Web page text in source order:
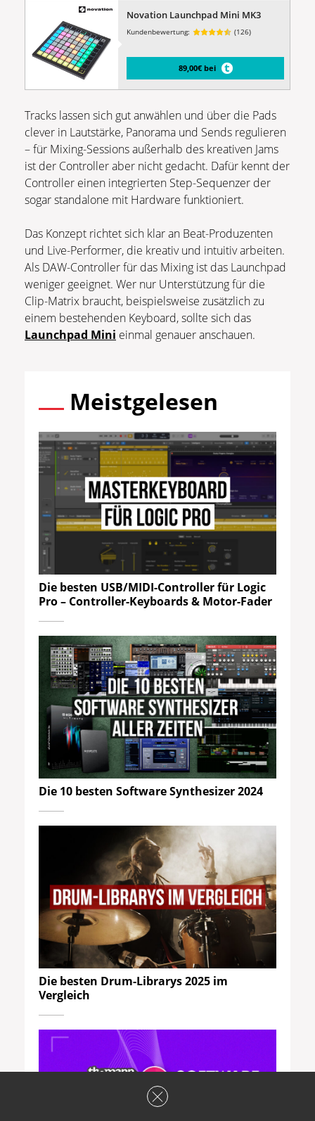
Novation Launchpad Mini MK3
Kundenbewertung: (126)
89,00€ bei
Tracks lassen sich gut anwählen und über die Pads
clever in Lautstärke, Panorama und Sends regulieren
– für Mixing-Sessions außerhalb des kreativen Jams
ist der Controller aber nicht gedacht. Dafür kennt der
Controller einen integrierten Step-Sequenzer der
sogar standalone mit Hardware funktioniert.
Das Konzept richtet sich klar an Beat-Produzenten
und Live-Performer, die kreativ und intuitiv arbeiten.
Als DAW-Controller für das Mixing ist das Launchpad
weniger geeignet. Wer nur Unterstützung für die
Clip-Matrix braucht, beispielsweise zusätzlich zu
einem bestehenden Keyboard, sollte sich das
Launchpad Mini einmal genauer anschauen.
Meistgelesen
Die besten USB/MIDI-Controller für Logic
Pro – Controller-Keyboards & Motor-Fader
Die 10 besten Software Synthesizer 2024
Die besten Drum-Librarys 2025 im
Vergleich